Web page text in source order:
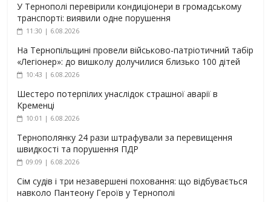
У Тернополі перевірили кондиціонери в громадському
транспорті: виявили одне порушення
11:30 | 6.08.2026
На Тернопільщині провели військово-патріотичний табір
«Легіонер»: до вишколу долучилися близько 100 дітей
10:43 | 6.08.2026
Шестеро потерпілих унаслідок страшної аварії в
Кременці
10:01 | 6.08.2026
Тернополянку 24 рази штрафували за перевищення
швидкості та порушення ПДР
09:09 | 6.08.2026
Сім судів і три незавершені поховання: що відбувається
навколо Пантеону Героїв у Тернополі